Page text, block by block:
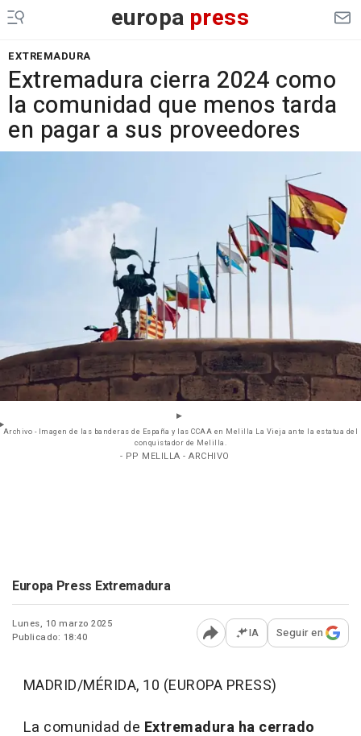
europa press
EXTREMADURA
Extremadura cierra 2024 como
la comunidad que menos tarda
en pagar a sus proveedores
Archivo - Imagen de las banderas de España y las CCAA en Melilla La Vieja ante la estatua del
conquistador de Melilla.
- PP MELILLA - ARCHIVO
Europa Press Extremadura
Lunes, 10 marzo 2025
Publicado: 18:40
Abrir opciones para
IA Seguir en
MADRID/MÉRIDA, 10 (EUROPA PRESS)
La comunidad de Extremadura ha cerrado